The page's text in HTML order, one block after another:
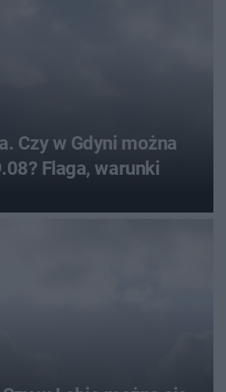
Czy w Gdyni można
Flaga, warunki